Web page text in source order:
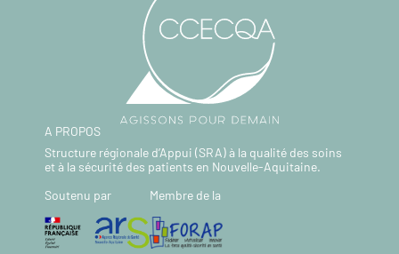
A PROPOS
Structure régionale d’Appui (SRA) à la qualité des soins
et à la sécurité des patients en Nouvelle-Aquitaine.
Soutenu par
Membre de la